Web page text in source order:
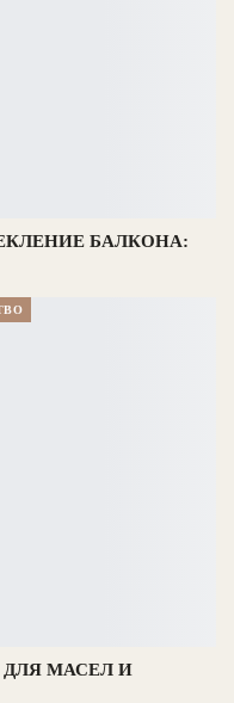
БАЛКОНА:
МАСЕЛ И